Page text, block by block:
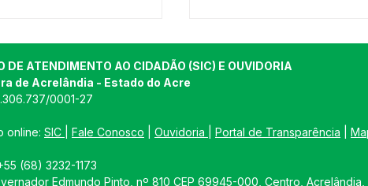
para
PREFEITURA DE
DE ATENDIMENTO AO CIDADÃO (SIC) E OUVIDORIA
de Acrelândia - Estado do Acre
0001-27
online: SIC Fale Conosco Ouvidoria Portal de Transparência
(68) 3232-1173
Edmundo Pinto, nº 810 CEP 69945-000, Centro, Acrelândia,